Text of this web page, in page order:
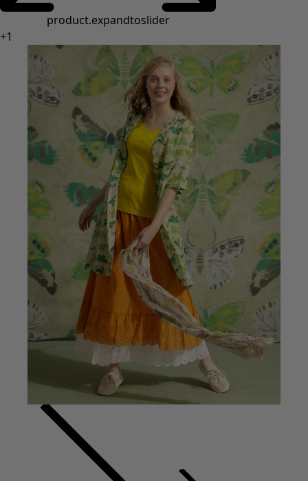
Styles de vétements
Vêtements en lin
Robes de style hippie
Grandes Tailles
À fleurs
Vêtements hippies
Une mode scandinave
Superpositions
À rayures
Des carreaux à foison
À pois
Vêtements bio
Un design suédois
Robes en jersey
Vêtements bohèmes
Des vêtements pour les soirées fraîches
Vêtements à motif
Coton biologique
Maillots de bain et vêtements de plage
Vêtements de fête